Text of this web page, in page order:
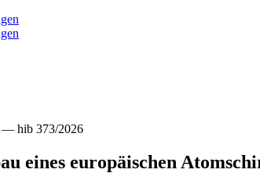
hib 373/2026
eines europäischen